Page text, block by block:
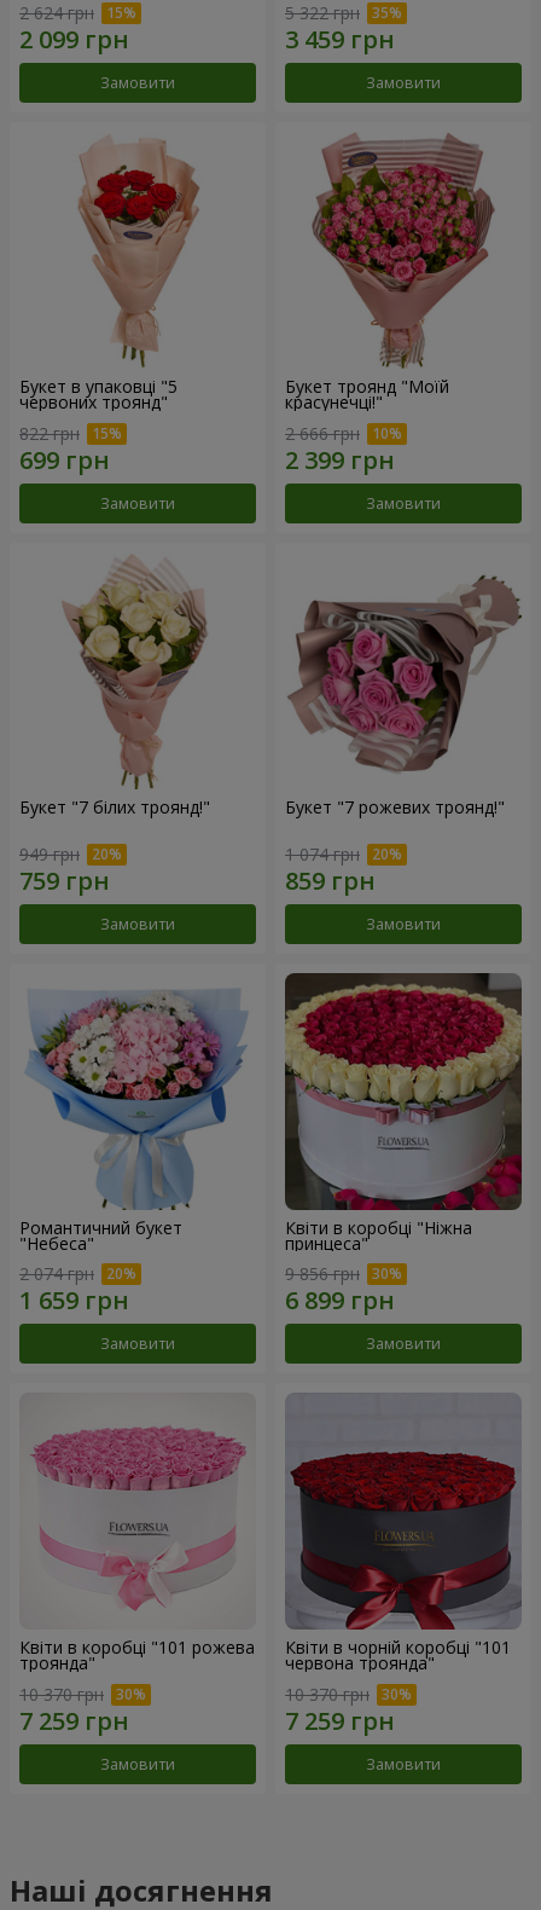
2 624 грн
Замовити
5 322 грн
Замовити
Букет в упаковці "5
червоних троянд"
822 грн
Замовити
Букет троянд "Моїй
красунечці!"
2 666 грн
Замовити
Букет "7 білих троянд!"
949 грн
Замовити
Букет "7 рожевих троянд!"
1 074 грн
Замовити
Романтичний букет
"Небеса"
2 074 грн
Замовити
Квіти в коробці "Ніжна
принцеса"
9 856 грн
Замовити
Квіти в коробці "101 рожева
троянда"
10 370 грн
Замовити
Квіти в чорній коробці "101
червона троянда"
10 370 грн
Замовити
Наші досягнення